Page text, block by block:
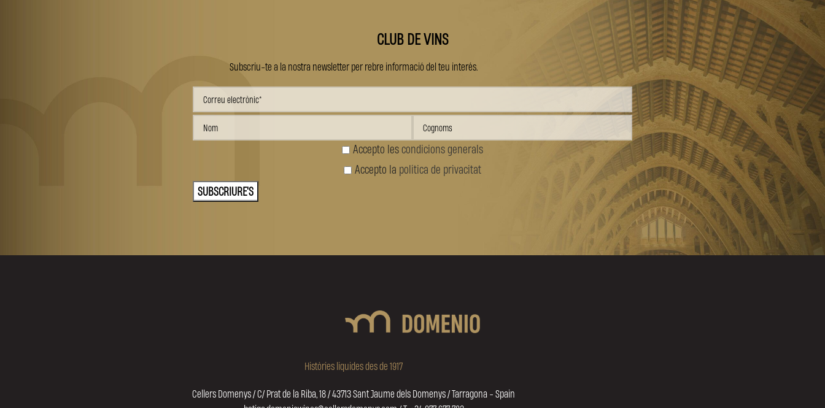
CLUB DE VINS
Subscriu-te a la nostra newsletter per rebre informació del teu interés.
Accepto lescondicions generals
Accepto la política de privacitat
Històries líquides des de 1917
Cellers Domenys / C/ Prat de la Riba, 18 / 43713 Sant Jaume dels Domenys / Tarragona - Spain